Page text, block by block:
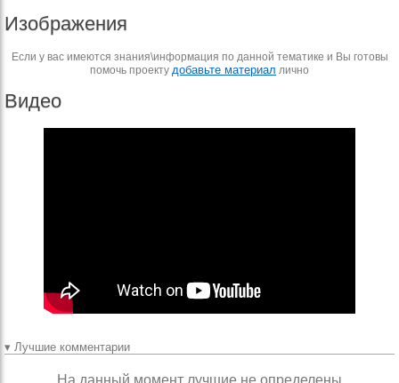
Изображения
Если у вас имеются знания\информация по данной тематике и Вы готовы
помочь проекту добавьте материал лично
Видео
▾ Лучшие комментарии
На данный момент лучшие не определены